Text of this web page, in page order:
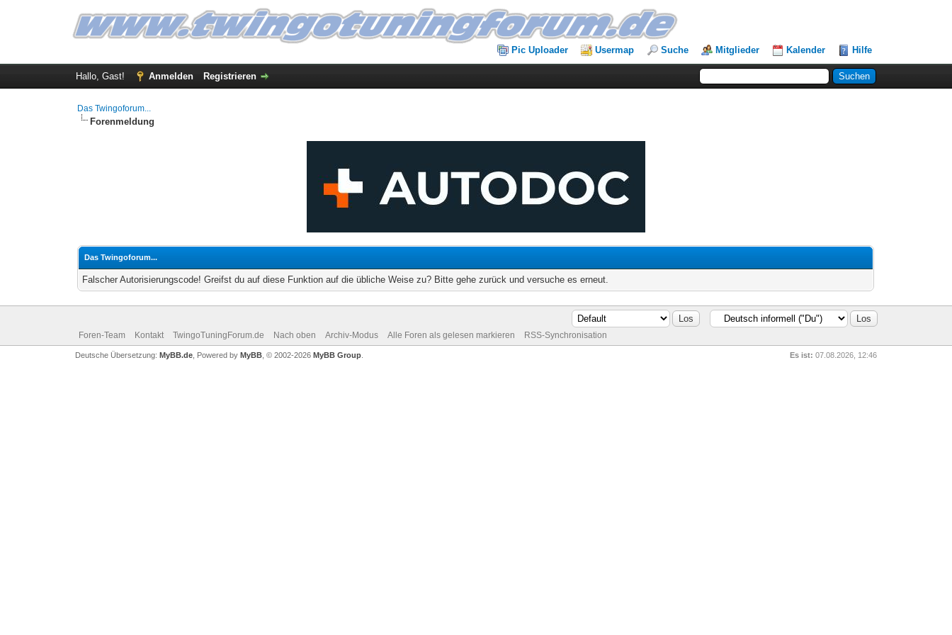
Pic Uploader Usermap Suche Mitglieder Kalender Hilfe
Hallo, Gast! Anmelden Registrieren
Das Twingoforum...
Forenmeldung
Das Twingoforum...
Falscher Autorisierungscode! Greifst du auf diese Funktion auf die übliche Weise zu? Bitte gehe zurück und versuche es erneut.
Foren-Team Kontakt TwingoTuningForum.de Nach oben Archiv-Modus Alle Foren als gelesen markieren RSS-Synchronisation
Es ist: 07.08.2026, 12:46
Deutsche Übersetzung: MyBB.de, Powered by MyBB, © 2002-2026 MyBB Group.